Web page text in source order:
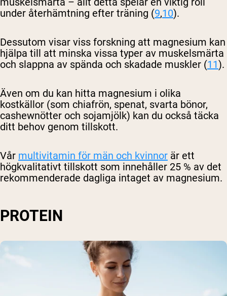
under återhämtning efter träning (9,10).
Dessutom visar viss forskning att magnesium kan
hjälpa till att minska vissa typer av muskelsmärta
och slappna av spända och skadade muskler (11).
Även om du kan hitta magnesium i olika
kostkällor (som chiafrön, spenat, svarta bönor,
cashewnötter och sojamjölk) kan du också täcka
ditt behov genom tillskott.
Vår multivitamin för män och kvinnor är ett
högkvalitativt tillskott som innehåller 25 % av det
rekommenderade dagliga intaget av magnesium.
PROTEIN